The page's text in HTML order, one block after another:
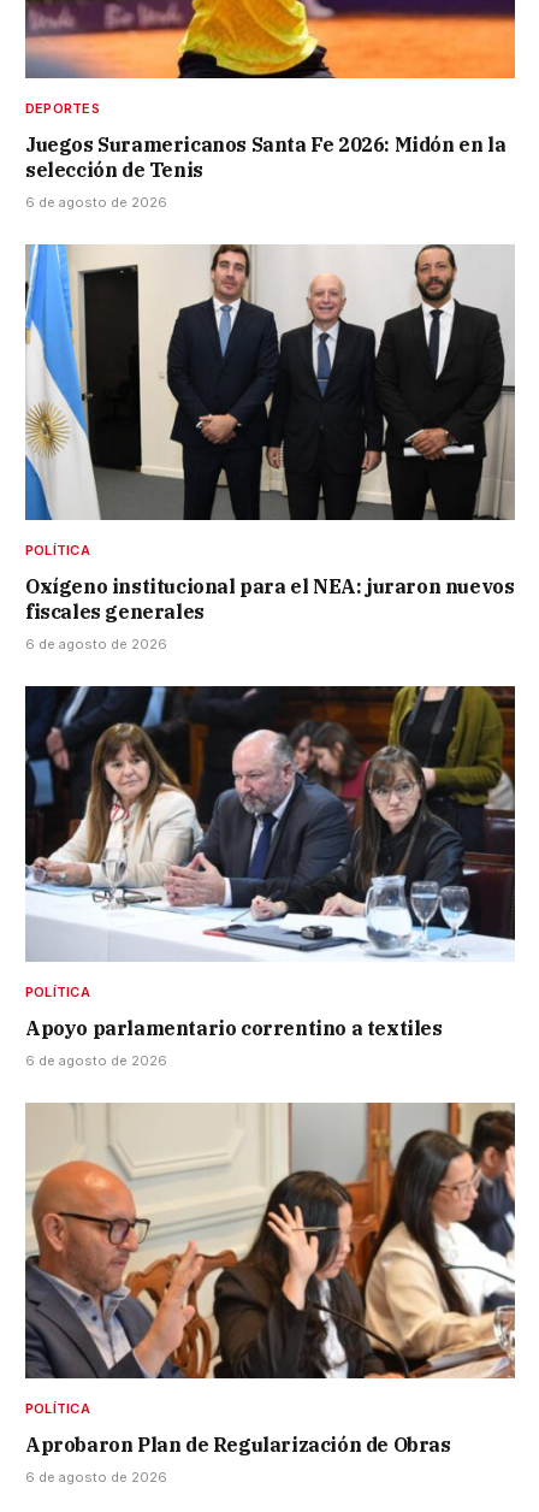
DEPORTES
Juegos Suramericanos Santa Fe 2026: Midón en la
selección de Tenis
6 de agosto de 2026
POLÍTICA
Oxígeno institucional para el NEA: juraron nuevos
fiscales generales
6 de agosto de 2026
POLÍTICA
Apoyo parlamentario correntino a textiles
6 de agosto de 2026
POLÍTICA
Aprobaron Plan de Regularización de Obras
6 de agosto de 2026